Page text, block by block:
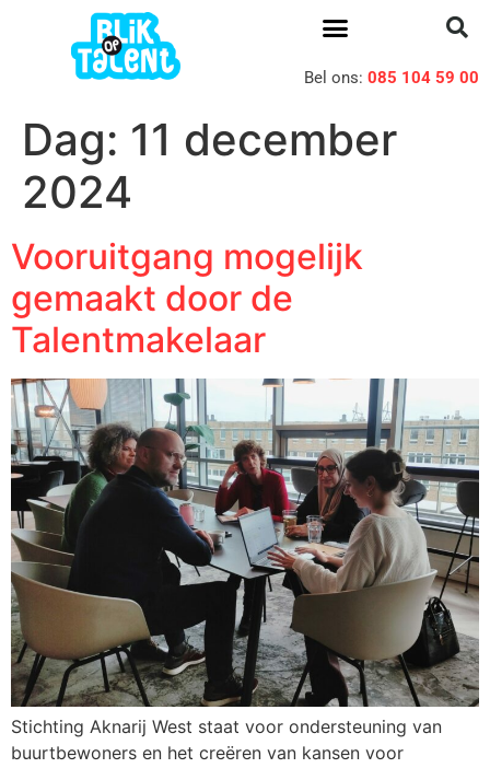
Bel ons: 085 104 59 00
Dag: 11 december
2024
Vooruitgang mogelijk
gemaakt door de
Talentmakelaar
Stichting Aknarij West staat voor ondersteuning van
buurtbewoners en het creëren van kansen voor